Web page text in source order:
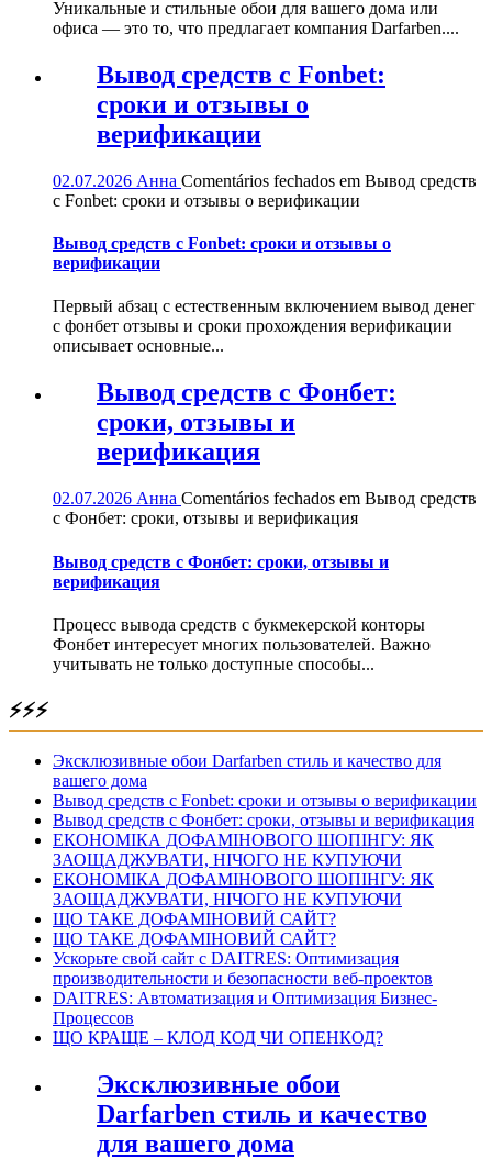
Уникальные и стильные обои для вашего дома или
офиса — это то, что предлагает компания Darfarben....
Вывод средств с Fonbet:
сроки и отзывы о
верификации
02.07.2026 Анна Comentários fechados em Вывод средств
с Fonbet: сроки и отзывы о верификации
Вывод средств с Fonbet: сроки и отзывы о
верификации
Первый абзац с естественным включением вывод денег
с фонбет отзывы и сроки прохождения верификации
описывает основные...
Вывод средств с Фонбет:
сроки, отзывы и
верификация
02.07.2026 Анна Comentários fechados em Вывод средств
с Фонбет: сроки, отзывы и верификация
Вывод средств с Фонбет: сроки, отзывы и
верификация
Процесс вывода средств с букмекерской конторы
Фонбет интересует многих пользователей. Важно
учитывать не только доступные способы...
⚡⚡⚡
Эксклюзивные обои Darfarben стиль и качество для
вашего дома
Вывод средств с Fonbet: сроки и отзывы о верификации
Вывод средств с Фонбет: сроки, отзывы и верификация
ЕКОНОМІКА ДОФАМІНОВОГО ШОПІНГУ: ЯК
ЗАОЩАДЖУВАТИ, НІЧОГО НЕ КУПУЮЧИ
ЕКОНОМІКА ДОФАМІНОВОГО ШОПІНГУ: ЯК
ЗАОЩАДЖУВАТИ, НІЧОГО НЕ КУПУЮЧИ
ЩО ТАКЕ ДОФАМІНОВИЙ САЙТ?
ЩО ТАКЕ ДОФАМІНОВИЙ САЙТ?
Ускорьте свой сайт с DAITRES: Оптимизация
производительности и безопасности веб-проектов
DAITRES: Автоматизация и Оптимизация Бизнес-
Процессов
ЩО КРАЩЕ – КЛОД КОД ЧИ ОПЕНКОД?
Эксклюзивные обои
Darfarben стиль и качество
для вашего дома